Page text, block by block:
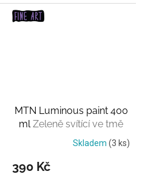
MTN Luminous paint 400
mlZeleně svítící ve tmě
Skladem (3 ks)
390 Kč